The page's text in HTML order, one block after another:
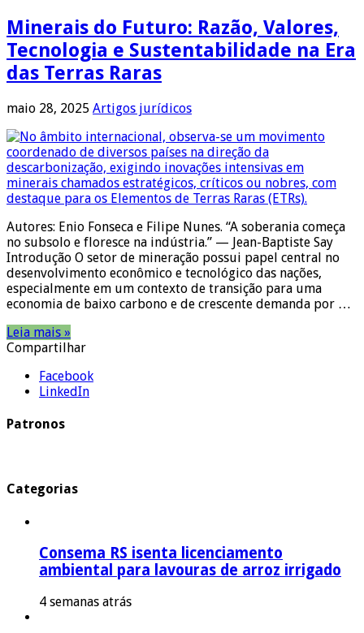
Minerais do Futuro: Razão, Valores,
Tecnologia e Sustentabilidade na Era
das Terras Raras
maio 28, 2025 Artigos jurídicos
Autores: Enio Fonseca e Filipe Nunes. “A soberania começa
no subsolo e floresce na indústria.” — Jean-Baptiste Say
Introdução O setor de mineração possui papel central no
desenvolvimento econômico e tecnológico das nações,
especialmente em um contexto de transição para uma
economia de baixo carbono e de crescente demanda por …
Leia mais »
Compartilhar
Facebook
LinkedIn
Patronos
Categorias
Consema RS isenta licenciamento
ambiental para lavouras de arroz irrigado
4 semanas atrás